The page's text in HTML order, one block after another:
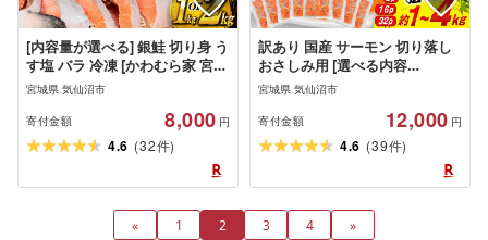
[内容量が選べる] 銀鮭 切り身 う
す塩 バラ 冷凍 [かわむら家 宮城
県 気仙沼市 20565446] 鮭 サケ
さけ シャケ サーモン 切身 海鮮
魚介 魚 弁当 おかず 惣菜 チリ銀
鮭 低塩 カマ ハラス 訳あり 不揃
い 1kg 2kg
宮城県 気仙沼市
寄付金額 8,000 円
4.6 (32件)
訳あり 国産 サーモン 切り落し
おさしみ用 [選べる内容
量]1kg/2kg/4kg 個包装 125g
[足利本店 宮城県 気仙沼市
20565999] 魚介 魚 海鮮 鮭 銀鮭
生食用 刺身 お刺し身 刺し身 国
産銀鮭 冷凍 訳アリ 訳アリ 真空
宮城県 気仙沼市
寄付金額 12,000 円
4.6 (39件)
« 1 2 3 4 »